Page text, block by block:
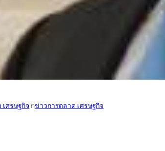
ศรษฐกิจinข่าวการตลาด เศรษฐกิจ